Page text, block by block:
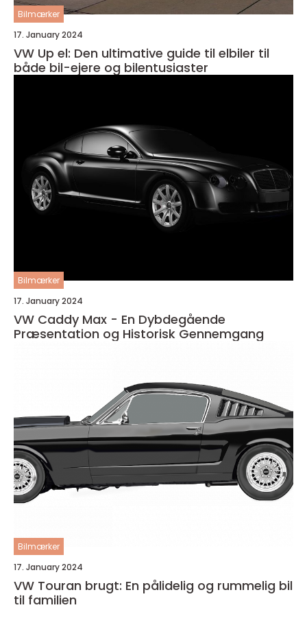
Bilmærker
17. January 2024
VW Up el: Den ultimative guide til elbiler til
både bil-ejere og bilentusiaster
Bilmærker
17. January 2024
VW Caddy Max - En Dybdegående
Præsentation og Historisk Gennemgang
Bilmærker
17. January 2024
VW Touran brugt: En pålidelig og rummelig bil
til familien